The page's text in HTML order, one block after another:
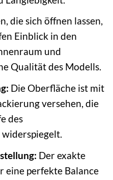
die sich öffnen lassen,
Einblick in den
und
Qualität des Modells.
Die Oberfläche ist mit
versehen, die
des
Der exakte
eine perfekte Balance